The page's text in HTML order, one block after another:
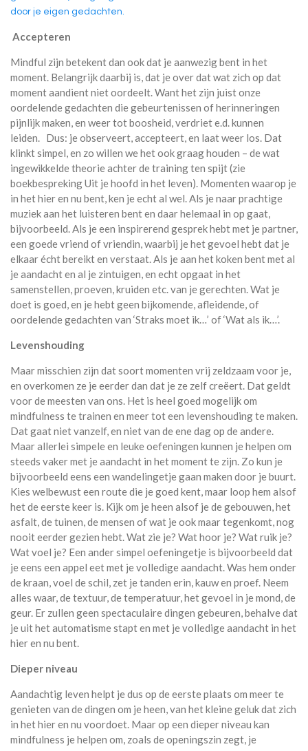
door je eigen gedachten.
Accepteren
Mindful zijn betekent dan ook dat je aanwezig bent in het
moment. Belangrijk daarbij is, dat je over dat wat zich op dat
moment aandient niet oordeelt. Want het zijn juist onze
oordelende gedachten die gebeurtenissen of herinneringen
pijnlijk maken, en weer tot boosheid, verdriet e.d. kunnen
leiden. Dus: je observeert, accepteert, en laat weer los. Dat
klinkt simpel, en zo willen we het ook graag houden – de wat
ingewikkelde theorie achter de training ten spijt (zie
boekbespreking Uit je hoofd in het leven). Momenten waarop je
in het hier en nu bent, ken je echt al wel. Als je naar prachtige
muziek aan het luisteren bent en daar helemaal in op gaat,
bijvoorbeeld. Als je een inspirerend gesprek hebt met je partner,
een goede vriend of vriendin, waarbij je het gevoel hebt dat je
elkaar écht bereikt en verstaat. Als je aan het koken bent met al
je aandacht en al je zintuigen, en echt opgaat in het
samenstellen, proeven, kruiden etc. van je gerechten. Wat je
doet is goed, en je hebt geen bijkomende, afleidende, of
oordelende gedachten van ‘Straks moet ik…’ of ‘Wat als ik…’.
Levenshouding
Maar misschien zijn dat soort momenten vrij zeldzaam voor je,
en overkomen ze je eerder dan dat je ze zelf creëert. Dat geldt
voor de meesten van ons. Het is heel goed mogelijk om
mindfulness te trainen en meer tot een levenshouding te maken.
Dat gaat niet vanzelf, en niet van de ene dag op de andere.
Maar allerlei simpele en leuke oefeningen kunnen je helpen om
steeds vaker met je aandacht in het moment te zijn. Zo kun je
bijvoorbeeld eens een wandelingetje gaan maken door je buurt.
Kies welbewust een route die je goed kent, maar loop hem alsof
het de eerste keer is. Kijk om je heen alsof je de gebouwen, het
asfalt, de tuinen, de mensen of wat je ook maar tegenkomt, nog
nooit eerder gezien hebt. Wat zie je? Wat hoor je? Wat ruik je?
Wat voel je? Een ander simpel oefeningetje is bijvoorbeeld dat
je eens een appel eet met je volledige aandacht. Was hem onder
de kraan, voel de schil, zet je tanden erin, kauw en proef. Neem
alles waar, de textuur, de temperatuur, het gevoel in je mond, de
geur. Er zullen geen spectaculaire dingen gebeuren, behalve dat
je uit het automatisme stapt en met je volledige aandacht in het
hier en nu bent.
Dieper niveau
Aandachtig leven helpt je dus op de eerste plaats om meer te
genieten van de dingen om je heen, van het kleine geluk dat zich
in het hier en nu voordoet. Maar op een dieper niveau kan
mindfulness je helpen om, zoals de openingszin zegt, je